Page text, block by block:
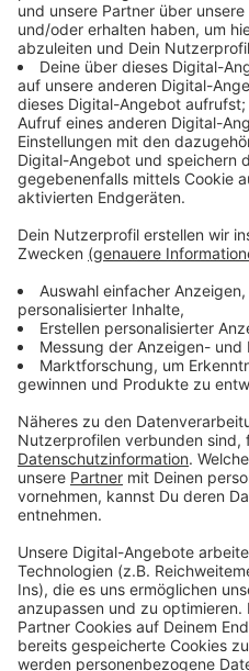
Standardantworten, keine
sondern ganz persönliche
für"!
Anzeige
Zustimmung,
Wir verwenden
Drittanbieters,
einzubetten.
Daten zu
sammeln.
Details durch
Nutzung des
Video
powered by
Fünf für Sarah Connor
Anzeige